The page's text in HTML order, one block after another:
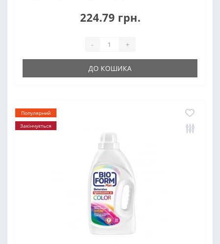
224.79 грн.
- +
ДО КОШИКА
Популярний
Закінчується